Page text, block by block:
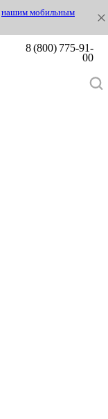
нашим мобильным
8 (800) 775-91-
00